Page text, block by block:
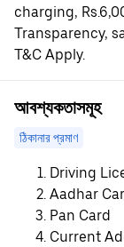
charging,
Transparency,
T&C Apply.
আবশ্যকতাসমূহ
ঠিকানার প্রমাণ
Driving
Aadhar
Pan Card
Current